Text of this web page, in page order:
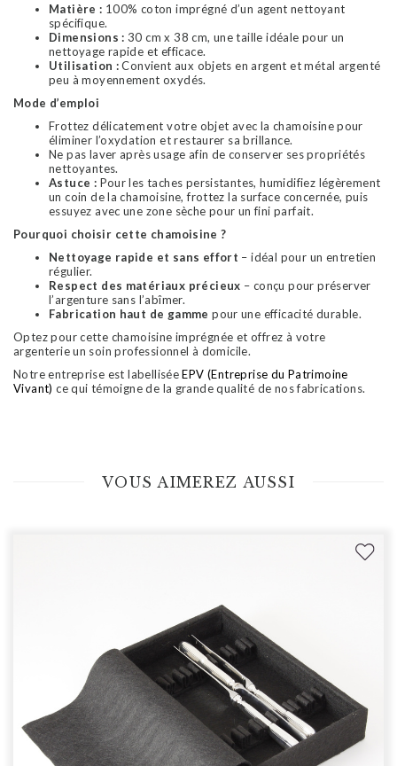
Matière : 100% coton imprégné d’un agent nettoyant
spécifique.
Dimensions : 30 cm x 38 cm, une taille idéale pour un
nettoyage rapide et efficace.
Utilisation :Convient aux objets en argent et métal argenté
peu à moyennement oxydés.
Mode d’emploi
Frottez délicatement votre objet avec la chamoisine pour
éliminer l’oxydation et restaurer sa brillance.
Ne pas laver après usage afin de conserver ses propriétés
nettoyantes.
Astuce : Pour les taches persistantes, humidifiez légèrement
un coin de la chamoisine, frottez la surface concernée, puis
essuyez avec une zone sèche pour un fini parfait.
Pourquoi choisir cette chamoisine ?
Nettoyage rapide et sans effort – idéal pour un entretien
régulier.
Respect des matériaux précieux – conçu pour préserver
l’argenture sans l’abîmer.
Fabrication haut de gamme pour une efficacité durable.
Optez pour cette chamoisine imprégnée et offrez à votre
argenterie un soin professionnel à domicile.
Notre entreprise est labelliséeEPV (Entreprise du Patrimoine
Vivant) ce qui témoigne de la grande qualité de nos fabrications.
VOUS AIMEREZ AUSSI